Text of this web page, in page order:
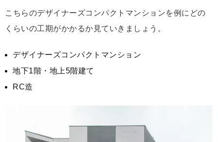
こちらのデザイナーズコンパクトマンションを例にどの
くらいの工期がかかるか見ていきましょう。
デザイナーズコンパクトマンション
地下1階・地上5階建て
RC造